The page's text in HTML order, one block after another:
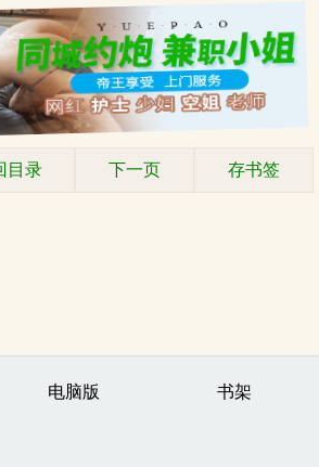
目录 下一页 存书签
电脑版 书架